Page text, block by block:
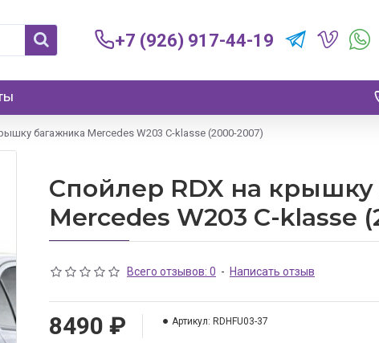
+7 (926) 917-44-19
багажника Mercedes W203 C-klasse (2000-2007)
Спойлер RDX на
Mercedes W203 C-klasse
Всего отзывов: 0 - Написать отзыв
8490 ₽ Артикул: RDHFU03-37